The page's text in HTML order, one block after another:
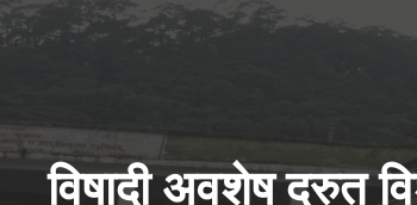
विषादी अवशेष द्रुत